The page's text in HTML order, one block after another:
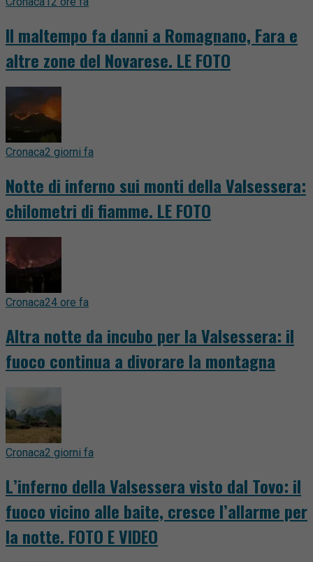
Il maltempo fa danni a Romagnano, Fara e
altre zone del Novarese. LE FOTO
Cronaca2 giorni fa
Notte di inferno sui monti della Valsessera:
chilometri di fiamme. LE FOTO
Cronaca24 ore fa
Altra notte da incubo per la Valsessera: il
fuoco continua a divorare la montagna
Cronaca2 giorni fa
L’inferno della Valsessera visto dal Tovo: il
fuoco vicino alle baite, cresce l’allarme per
la notte. FOTO E VIDEO